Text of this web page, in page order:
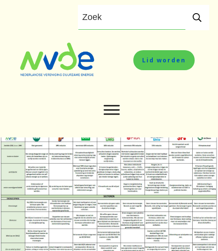
Lid worden